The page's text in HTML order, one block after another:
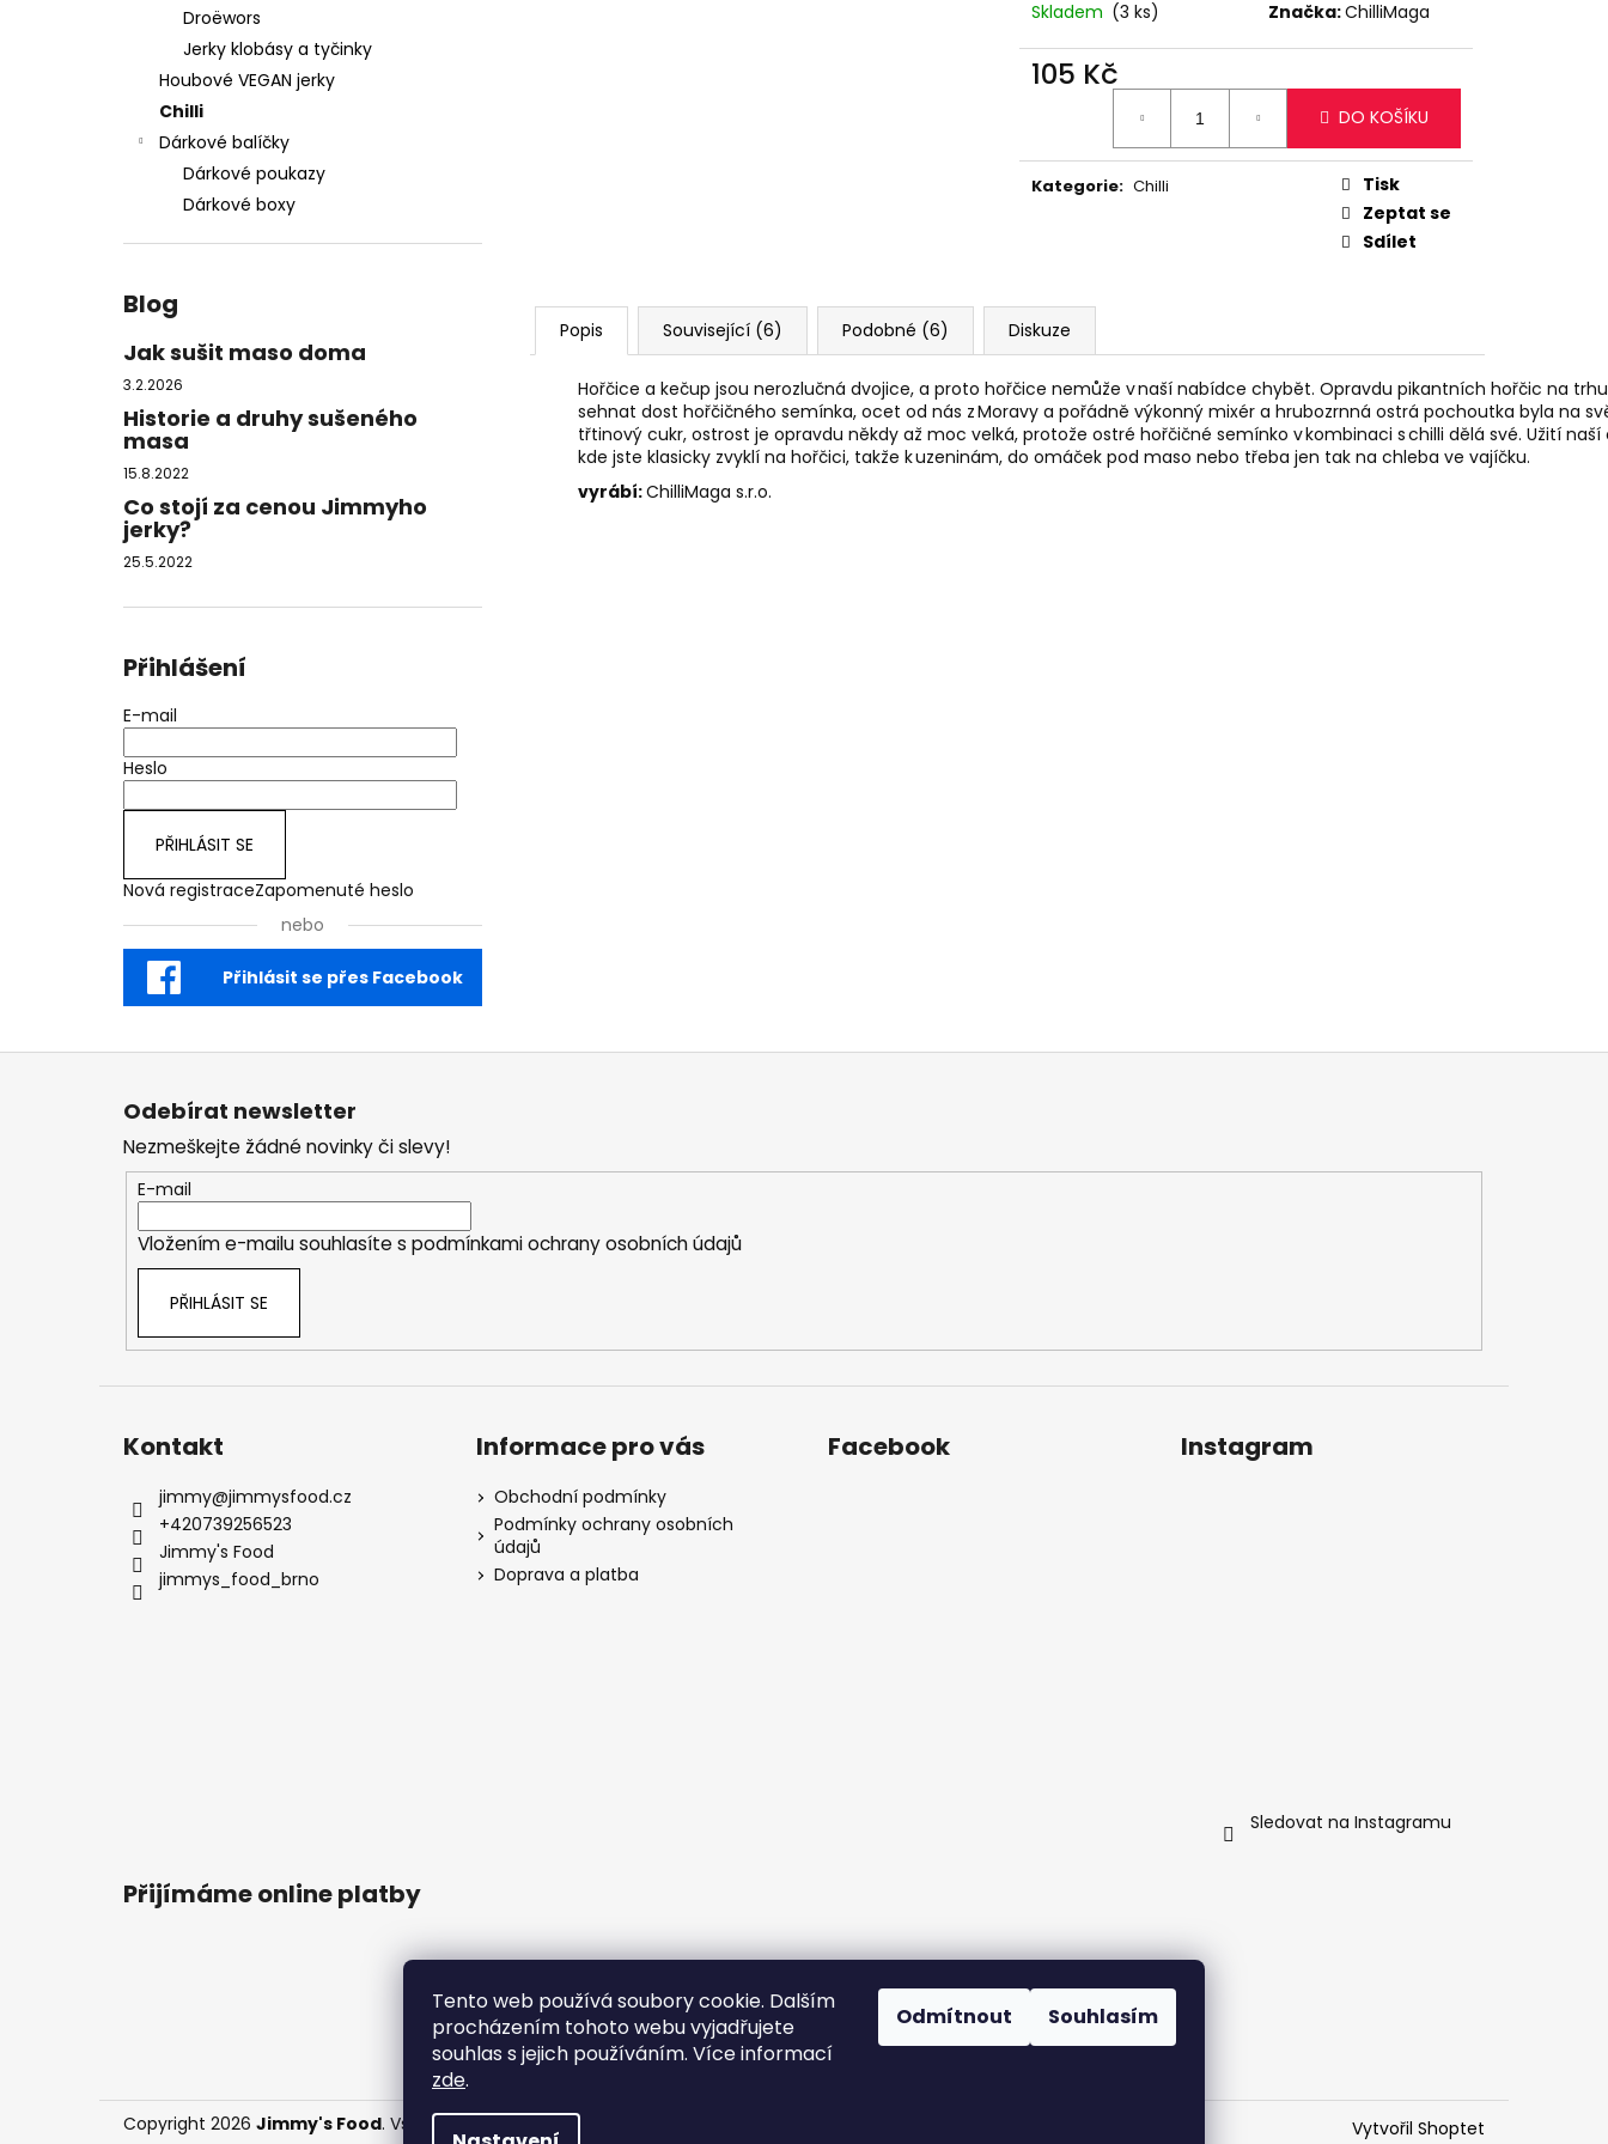
Tento web používá soubory cookie. Dalším
procházením tohoto webu vyjadřujete
souhlas s jejich používáním. Více informací
zde.
Odmítnout Souhlasím
Droëwors
Jerky klobásy a tyčinky
Houbové VEGAN jerky
Chilli
Dárkové balíčky
Dárkové poukazy
Dárkové boxy
Blog
Jak sušit maso doma
3.2.2026
Historie a druhy sušeného
masa
15.8.2022
Co stojí za cenou Jimmyho
jerky?
25.5.2022
Přihlášení
E-mail
Heslo
PŘIHLÁSIT SE
Nová registraceZapomenuté heslo
nebo
Přihlásit se přes Facebook
Skladem (3 ks) Značka:ChilliMaga
105 Kč
DO KOŠÍKU
Kategorie: Chilli
Tisk
Zeptat se
Sdílet
Popis Související (6) Podobné (6) Diskuze
Hořčice a kečup jsou nerozlučná dvojice, a proto hořčice nemůže v naší nabídce chybět. Opravdu pikantních hořčic na
sehnat dost hořčičného semínka, ocet od nás z Moravy a pořádně výkonný mixér a hrubozrnná ostrá pochoutka byla na
třtinový cukr, ostrost je opravdu někdy až moc velká, protože ostré hořčičné semínko v kombinaci s chilli dělá své. Užití
kde jste klasicky zvyklí na hořčici, takže k uzeninám, do omáček pod maso nebo třeba jen tak na chleba ve vajíčku.
vyrábí:ChilliMaga s.r.o.
MEGA ZÁSOBA SUŠENÉHO MASA, 1 KG
DOPRAVA ZDARMA
2 950 Kč
Původně:3 300 Kč
KRABICE PLNÁ JERKY, 250 G
870 Kč
Z
Odebírat newsletter
Nezmeškejte žádné novinky či slevy!
E-mail
Vložením e-mailu souhlasíte s podmínkami ochrany osobních údajů
PŘIHLÁSIT SE
Kontakt
jimmy@jimmysfood.cz
+420739256523
Jimmy's Food
jimmys_food_brno
Informace pro vás
Obchodní podmínky
Podmínky ochrany osobních
údajů
Doprava a platba
Facebook Instagram
Sledovat na Instagramu
Přijímáme online platby
Vytvořil Shoptet
Copyright 2026 Jimmy's Food. Všechna práva vyhrazena.